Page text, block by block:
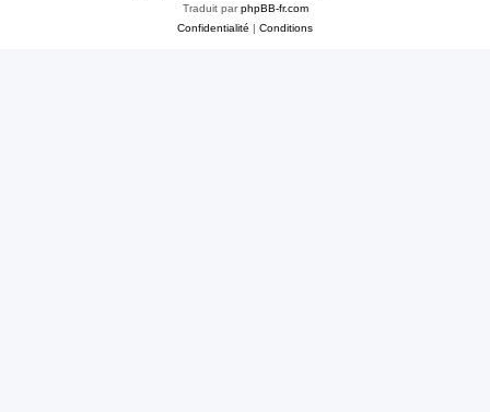
Traduit parphpBB-fr.com
Confidentialité | Conditions